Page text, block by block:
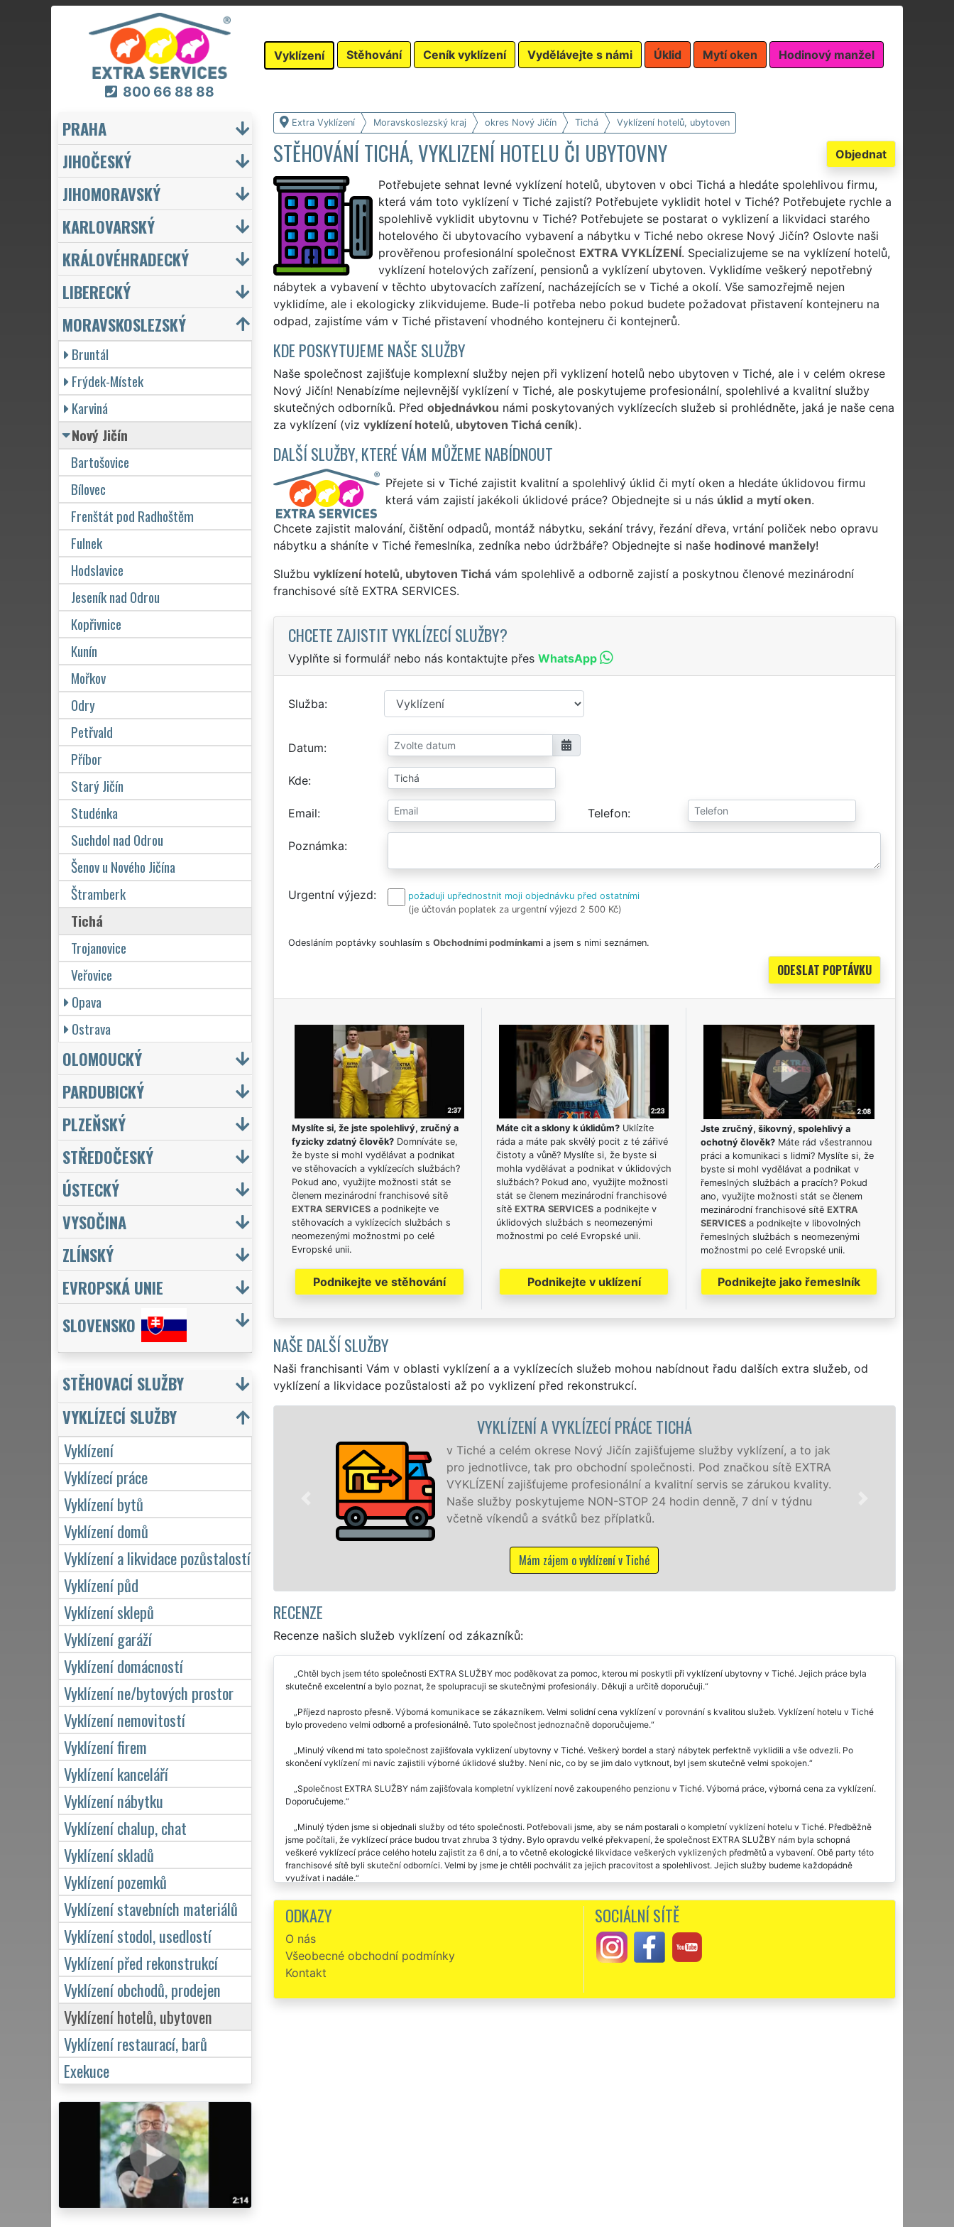
800 66 88 88
Vyklízení Stěhování Ceník vyklízení Vydělávejte s námi Úklid Mytí oken Hodinový manžel
Extra Vyklízení Moravskoslezský kraj okres Nový Jičín Tichá Vyklízení hotelů, ubytoven
Objednat
STĚHOVÁNÍ TICHÁ, VYKLIZENÍ HOTELU ČI UBYTOVNY
Potřebujete sehnat levné vyklízení hotelů, ubytoven v obci Tichá a hledáte spolehlivou firmu,
která vám toto vyklízení v Tiché zajistí? Potřebujete vyklidit hotel v Tiché? Potřebujete rychle a
spolehlivě vyklidit ubytovnu v Tiché? Potřebujete se postarat o vyklizení a likvidaci starého
hotelového či ubytovacího vybavení a nábytku v Tiché nebo okrese Nový Jičín? Oslovte naši
prověřenou profesionální společnost EXTRA VYKLÍZENÍ. Specializujeme se na vyklízení hotelů,
vyklízení hotelových zařízení, pensionů a vyklízení ubytoven. Vyklidíme veškerý nepotřebný
nábytek a vybavení v těchto ubytovacích zařízení, nacházejících se v Tiché a okolí. Vše samozřejmě nejen
vyklidíme, ale i ekologicky zlikvidujeme. Bude-li potřeba nebo pokud budete požadovat přistavení kontejneru na
odpad, zajistíme vám v Tiché přistavení vhodného kontejneru či kontejnerů.
KDE POSKYTUJEME NAŠE SLUŽBY
Naše společnost zajišťuje komplexní služby nejen při vyklizení hotelů nebo ubytoven v Tiché, ale i v celém okrese
Nový Jičín! Nenabízíme nejlevnější vyklízení v Tiché, ale poskytujeme profesionální, spolehlivé a kvalitní služby
skutečných odborníků. Před objednávkou námi poskytovaných vyklízecích služeb si prohlédněte, jaká je naše cena
za vyklízení (viz vyklízení hotelů, ubytoven Tichá ceník).
DALŠÍ SLUŽBY, KTERÉ VÁM MŮŽEME NABÍDNOUT
Přejete si v Tiché zajistit kvalitní a spolehlivý úklid či mytí oken a hledáte úklidovou firmu
která vám zajistí jakékoli úklidové práce? Objednejte si u nás úklid a mytí oken.
Chcete zajistit malování, čištění odpadů, montáž nábytku, sekání trávy, řezání dřeva, vrtání poliček nebo opravu
nábytku a sháníte v Tiché řemeslníka, zedníka nebo údržbáře? Objednejte si naše hodinové manžely!
Službu vyklízení hotelů, ubytoven Tichávám spolehlivě a odborně zajistí a poskytnou členové mezinárodní
franchisové sítě EXTRA SERVICES.
CHCETE ZAJISTIT VYKLÍZECÍ SLUŽBY?
Vyplňte si formulář nebo nás kontaktujte přes WhatsApp
Služba
Datum
Kde
Email Telefon
Poznámka
Urgentní výjezd
požaduji upřednostnit moji objednávku před ostatními
(je účtován poplatek za urgentní výjezd 2 500 Kč)
Odesláním poptávky souhlasím s Obchodními podmínkamia jsem s nimi seznámen.
Myslíte si, že jste spolehlivý, zručný a
fyzicky zdatný člověk?Domníváte se,
že byste si mohl vydělávat a podnikat
ve stěhovacích a vyklízecích službách?
Pokud ano, využijte možnosti stát se
členem mezinárodní franchisové sítě
EXTRA SERVICESa podnikejte ve
stěhovacích a vyklízecích službách s
neomezenými možnostmi po celé
Evropské unii.
Podnikejte ve stěhování
Máte cit a sklony k úklidům?Uklízíte
ráda a máte pak skvělý pocit z té zářivé
čistoty a vůně? Myslíte si, že byste si
mohla vydělávat a podnikat v úklidových
službách? Pokud ano, využijte možnosti
stát se členem mezinárodní franchisové
sítě EXTRA SERVICESa podnikejte v
úklidových službách s neomezenými
možnostmi po celé Evropské unii.
Podnikejte v uklízení
Jste zručný, šikovný, spolehlivý a
ochotný člověk? Máte rád všestrannou
práci a komunikaci s lidmi? Myslíte si, že
byste si mohl vydělávat a podnikat v
řemeslných službách a pracích? Pokud
ano, využijte možnosti stát se členem
mezinárodní franchisové sítě EXTRA
SERVICES a podnikejte v libovolných
řemeslných službách s neomezenými
možnostmi po celé Evropské unii.
Podnikejte jako řemeslník
NAŠE DALŠÍ SLUŽBY
Naši franchisanti Vám v oblasti vyklízení a a vyklízecích služeb mohou nabídnout řadu dalších extra služeb, od
vyklízení a likvidace pozůstalosti až po vyklizení před rekonstrukcí.
VYKLÍZENÍ A VYKLÍZECÍ PRÁCE TICHÁ
v Tiché a celém okrese Nový Jičín zajišťujeme služby vyklízení, a to jak
pro jednotlivce, tak pro obchodní společnosti. Pod značkou sítě EXTRA
VYKLÍZENÍ zajišťujeme profesionální a kvalitní servis se zárukou kvality.
Naše služby poskytujeme NON-STOP 24 hodin denně, 7 dní v týdnu
včetně víkendů a svátků bez příplatků.
Společnost EXTRA
poboček levné, přesto
okolí. Poskytujeme tuto
zárukou kvalitně odvedené
RECENZE
Recenze našich služeb vyklízení od zákazníků:
Chtěl bych jsem této společnosti EXTRA SLUŽBY moc poděkovat za pomoc, kterou mi poskytli při vyklízení ubytovny v Tiché. Jejich práce byla
skutečně excelentní a bylo poznat, že spolupracuji se skutečnými profesionály. Děkuji a určitě doporučuji.
Příjezd naprosto přesně. Výborná komunikace se zákazníkem. Velmi solidní cena vyklízení v porovnání s kvalitou služeb. Vyklízení hotelu v Tiché
bylo provedeno velmi odborně a profesionálně. Tuto společnost jednoznačně doporučujeme.
Minulý víkend mi tato společnost zajišťovala vyklizení ubytovny v Tiché. Veškerý bordel a starý nábytek perfektně vyklidili a vše odvezli. Po
skončení vyklízení mi navíc zajistili výborné úklidové služby. Není nic, co by se jim dalo vytknout, byl jsem skutečně velmi spokojen.
Společnost EXTRA SLUŽBY nám zajišťovala kompletní vyklízení nově zakoupeného penzionu v Tiché. Výborná práce, výborná cena za vyklízení.
Doporučujeme.
Minulý týden jsme si objednali služby od této společnosti. Potřebovali jsme, aby se nám postarali o kompletní vyklízení hotelu v Tiché. Předběžně
jsme počítali, že vyklízecí práce budou trvat zhruba 3 týdny. Bylo opravdu velké překvapení, že společnost EXTRA SLUŽBY nám byla schopná
veškeré vyklízecí práce celého hotelu zajistit za 6 dní, a to včetně ekologické likvidace veškerých vyklizených předmětů a vybavení. Obě party této
franchisové sítě byli skuteční odborníci. Velmi by jsme je chtěli pochválit za jejich pracovitost a spolehlivost. Jejich služby budeme každopádně
využívat i nadále.
Vyklízení ubytovny v Tiché proběhlo bez jakéhokoliv zádrhelu. Tuto společnost můžeme vřele doporučit.
ODKAZY
O nás
Všeobecné obchodní podmínky
Kontakt
SOCIÁLNÍ SÍTĚ
PRAHA
JIHOČESKÝ
JIHOMORAVSKÝ
KARLOVARSKÝ
KRÁLOVÉHRADECKÝ
LIBERECKÝ
MORAVSKOSLEZSKÝ
Bruntál
Frýdek-Místek
Karviná
Nový Jičín
Bartošovice
Bílovec
Frenštát pod Radhoštěm
Fulnek
Hodslavice
Jeseník nad Odrou
Kopřivnice
Kunín
Mořkov
Odry
Petřvald
Příbor
Starý Jičín
Studénka
Suchdol nad Odrou
Šenov u Nového Jičína
Štramberk
Tichá
Trojanovice
Veřovice
Opava
Ostrava
OLOMOUCKÝ
PARDUBICKÝ
PLZEŇSKÝ
STŘEDOČESKÝ
ÚSTECKÝ
VYSOČINA
ZLÍNSKÝ
EVROPSKÁ UNIE
SLOVENSKO
STĚHOVACÍ SLUŽBY
VYKLÍZECÍ SLUŽBY
Vyklízení
Vyklízecí práce
Vyklízení bytů
Vyklízení domů
Vyklízení a likvidace pozůstalostí
Vyklízení půd
Vyklízení sklepů
Vyklízení garáží
Vyklízení domácností
Vyklízení ne/bytových prostor
Vyklízení nemovitostí
Vyklízení firem
Vyklízení kanceláří
Vyklízení nábytku
Vyklízení chalup, chat
Vyklízení skladů
Vyklízení pozemků
Vyklízení stavebních materiálů
Vyklízení stodol, usedlostí
Vyklízení před rekonstrukcí
Vyklízení obchodů, prodejen
Vyklízení hotelů, ubytoven
Vyklízení restaurací, barů
Exekuce